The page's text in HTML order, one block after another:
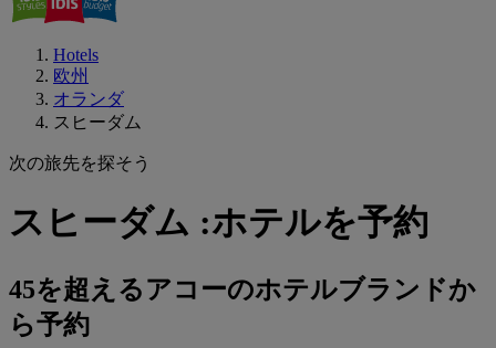
Hotels
欧州
オランダ
スヒーダム
次の旅先を探そう
スヒーダム :ホテルを予約
45を超えるアコーのホテルブランドか
ら予約